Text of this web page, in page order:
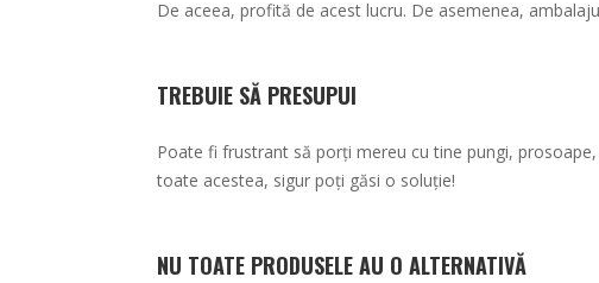
De aceea, profită de acest lucru. De asemenea,
TREBUIE SĂ PRESUPUI
Poate fi frustrant să porți mereu cu tine pungi,
toate acestea, sigur poți găsi o soluție!
NU TOATE PRODUSELE AU O ALTERNATIVĂ